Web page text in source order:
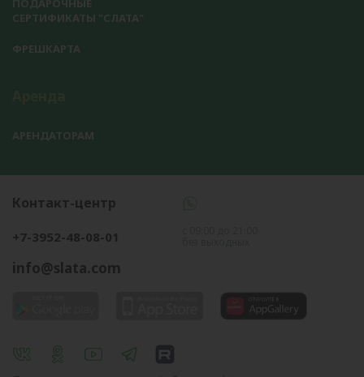
ПОДАРОЧНЫЕ
СЕРТИФИКАТЫ "СЛАТА"
ФРЕШКАРТА
АРЕНДАТОРАМ
Контакт-центр
+7-3952-48-08-01
info@slata.com